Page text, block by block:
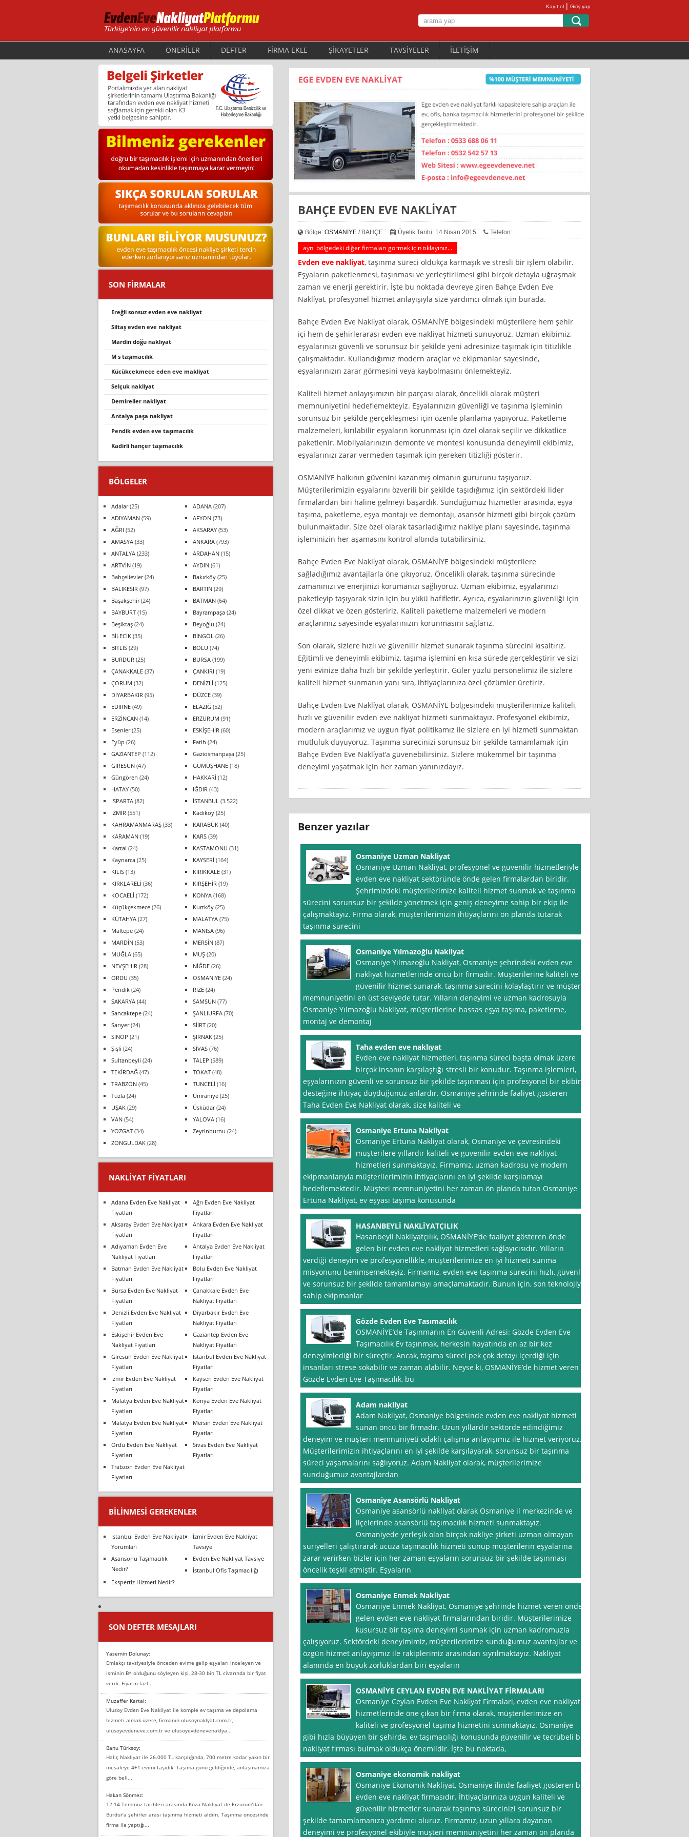
Kayıt ol | Giriş yap
ANASAYFA ÖNERİLER DEFTER FİRMA EKLE ŞİKAYETLER TAVSİYELER İLETİŞİM
BAHÇE EVDEN EVE NAKLİYAT
Bölge: OSMANİYE/ BAHÇE Üyelik Tarihi: 14 Nisan 2015 Telefon:
aynı bölgedeki diğer firmaları görmek için tıklayınız...
Evden eve nakliyat, taşınma süreci oldukça karmaşık ve stresli bir işlem olabilir.
Eşyaların paketlenmesi, taşınması ve yerleştirilmesi gibi birçok detayla uğraşmak
zaman ve enerji gerektirir. İşte bu noktada devreye giren Bahçe Evden Eve
Nakli̇yat, profesyonel hizmet anlayışıyla size yardımcı olmak için burada.
Bahçe Evden Eve Nakli̇yat olarak, OSMANİYE bölgesindeki müşterilere hem şehir
içi hem de şehirlerarası evden eve nakliyat hizmeti sunuyoruz. Uzman ekibimiz,
eşyalarınızı güvenli ve sorunsuz bir şekilde yeni adresinize taşımak için titizlikle
çalışmaktadır. Kullandığımız modern araçlar ve ekipmanlar sayesinde,
eşyalarınızın zarar görmesini veya kaybolmasını önlemekteyiz.
Kaliteli hizmet anlayışımızın bir parçası olarak, öncelikli olarak müşteri
memnuniyetini hedeflemekteyiz. Eşyalarınızın güvenliği ve taşınma işleminin
sorunsuz bir şekilde gerçekleşmesi için özenle planlama yapıyoruz. Paketleme
malzemeleri, kırılabilir eşyaların korunması için özel olarak seçilir ve dikkatlice
paketlenir. Mobilyalarınızın demonte ve montesi konusunda deneyimli ekibimiz,
eşyalarınızı zarar vermeden taşımak için gereken titizliği gösterir.
OSMANİYE halkının güvenini kazanmış olmanın gururunu taşıyoruz.
Müşterilerimizin eşyalarını özverili bir şekilde taşıdığımız için sektördeki lider
firmalardan biri haline gelmeyi başardık. Sunduğumuz hizmetler arasında, eşya
taşıma, paketleme, eşya montajı ve demontajı, asansör hizmeti gibi birçok çözüm
bulunmaktadır. Size özel olarak tasarladığımız nakliye planı sayesinde, taşınma
işleminizin her aşamasını kontrol altında tutabilirsiniz.
Bahçe Evden Eve Nakli̇yat olarak, OSMANİYE bölgesindeki müşterilere
sağladığımız avantajlarla öne çıkıyoruz. Öncelikli olarak, taşınma sürecinde
zamanınızı ve enerjinizi korumanızı sağlıyoruz. Uzman ekibimiz, eşyalarınızı
paketleyip taşıyarak sizin için bu yükü hafifletir. Ayrıca, eşyalarınızın güvenliği için
özel dikkat ve özen gösteririz. Kaliteli paketleme malzemeleri ve modern
araçlarımız sayesinde eşyalarınızın korunmasını sağlarız.
Son olarak, sizlere hızlı ve güvenilir hizmet sunarak taşınma sürecini kısaltırız.
Eğitimli ve deneyimli ekibimiz, taşıma işlemini en kısa sürede gerçekleştirir ve sizi
yeni evinize daha hızlı bir şekilde yerleştirir. Güler yüzlü personelimiz ile sizlere
kaliteli hizmet sunmanın yanı sıra, ihtiyaçlarınıza özel çözümler üretiriz.
Bahçe Evden Eve Nakli̇yat olarak, OSMANİYE bölgesindeki müşterilerimize kaliteli,
hızlı ve güvenilir evden eve nakliyat hizmeti sunmaktayız. Profesyonel ekibimiz,
modern araçlarımız ve uygun fiyat politikamız ile sizlere en iyi hizmeti sunmaktan
mutluluk duyuyoruz. Taşınma sürecinizi sorunsuz bir şekilde tamamlamak için
Bahçe Evden Eve Nakli̇yat’a güvenebilirsiniz. Sizlere mükemmel bir taşınma
deneyimi yaşatmak için her zaman yanınızdayız.
Benzer yazılar
Osmaniye Uzman Nakliyat
Osmaniye Uzman Nakliyat, profesyonel ve güvenilir hizmetleriyle
evden eve nakliyat sektöründe önde gelen firmalardan biridir.
Şehrimizdeki müşterilerimize kaliteli hizmet sunmak ve taşınma
sürecini sorunsuz bir şekilde yönetmek için geniş deneyime sahip bir ekip ile
çalışmaktayız. Firma olarak, müşterilerimizin ihtiyaçlarını ön planda tutarak
taşınma sürecini
Osmaniye Yılmazoğlu Nakliyat
Osmaniye Yılmazoğlu Nakliyat, Osmaniye şehrindeki evden eve
nakliyat hizmetlerinde öncü bir firmadır. Müşterilerine kaliteli ve
güvenilir hizmet sunarak, taşınma sürecini kolaylaştırır ve müşteri
memnuniyetini en üst seviyede tutar. Yılların deneyimi ve uzman kadrosuyla
Osmaniye Yılmazoğlu Nakliyat, müşterilerine hassas eşya taşıma, paketleme,
montaj ve demontaj
Taha evden eve naklıyat
Evden eve nakliyat hizmetleri, taşınma süreci başta olmak üzere
birçok insanın karşılaştığı stresli bir konudur. Taşınma işlemleri,
eşyalarınızın güvenli ve sorunsuz bir şekilde taşınması için profesyonel bir ekibin
desteğine ihtiyaç duyduğunuz anlardır. Osmaniye şehrinde faaliyet gösteren
Taha Evden Eve Nakliyat olarak, size kaliteli ve
Osmaniye Ertuna Nakliyat
Osmaniye Ertuna Nakliyat olarak, Osmaniye ve çevresindeki
müşterilere yıllardır kaliteli ve güvenilir evden eve nakliyat
hizmetleri sunmaktayız. Firmamız, uzman kadrosu ve modern
ekipmanlarıyla müşterilerimizin ihtiyaçlarını en iyi şekilde karşılamayı
hedeflemektedir. Müşteri memnuniyetini her zaman ön planda tutan Osmaniye
Ertuna Nakliyat, ev eşyası taşıma konusunda
HASANBEYLİ NAKLİYATÇILIK
Hasanbeyli Nakliyatçılık, OSMANİYE’de faaliyet gösteren önde
gelen bir evden eve nakliyat hizmetleri sağlayıcısıdır. Yılların
verdiği deneyim ve profesyonellikle, müşterilerimize en iyi hizmeti sunma
misyonunu benimsemekteyiz. Firmamız, evden eve taşınma sürecini hızlı, güvenli
ve sorunsuz bir şekilde tamamlamayı amaçlamaktadır. Bunun için, son teknolojiye
sahip ekipmanlar
Gözde Evden Eve Tasımacılık
OSMANİYE’de Taşınmanın En Güvenli Adresi: Gözde Evden Eve
Taşımacılık Ev taşınmak, herkesin hayatında en az bir kez
deneyimlediği bir süreçtir. Ancak, taşıma süreci pek çok detayı içerdiği için
insanları strese sokabilir ve zaman alabilir. Neyse ki, OSMANİYE’de hizmet veren
Gözde Evden Eve Taşımacılık, bu
Adam nakliyat
Adam Nakliyat, Osmaniye bölgesinde evden eve nakliyat hizmeti
sunan öncü bir firmadır. Uzun yıllardır sektörde edindiğimiz
deneyim ve müşteri memnuniyeti odaklı çalışma anlayışımız ile hizmet veriyoruz.
Müşterilerimizin ihtiyaçlarını en iyi şekilde karşılayarak, sorunsuz bir taşınma
süreci yaşamalarını sağlıyoruz. Adam Nakliyat olarak, müşterilerimize
sunduğumuz avantajlardan
Osmaniye Asansörlü Nakliyat
Osmaniye asansörlü nakliyat olarak Osmaniye il merkezinde ve
ilçelerinde asansörlü taşımacılık hizmeti sunmaktayız.
Osmaniyede yerleşik olan birçok nakliye şirketi uzman olmayan
suriyelleri çalıştırarak ucuza taşımacılık hizmeti sunup müşterilerin eşyalarına
zarar verirken bizler için her zaman eşyaların sorunsuz bir şekilde taşınması
öncelik teşkil etmiştir. Eşyaların
Osmaniye Enmek Nakliyat
Osmaniye Enmek Nakliyat, Osmaniye şehrinde hizmet veren önde
gelen evden eve nakliyat firmalarından biridir. Müşterilerimize
kusursuz bir taşıma deneyimi sunmak için uzman kadromuzla
çalışıyoruz. Sektördeki deneyimimiz, müşterilerimize sunduğumuz avantajlar ve
özgün hizmet anlayışımız ile rakiplerimiz arasından sıyrılmaktayız. Nakliyat
alanında en büyük zorluklardan biri eşyaların
OSMANİYE CEYLAN EVDEN EVE NAKLİYAT FİRMALARI
Osmani̇ye Ceylan Evden Eve Nakli̇yat Fi̇rmalari, evden eve nakliyat
hizmetlerinde öne çıkan bir firma olarak, müşterilerimize en
kaliteli ve profesyonel taşıma hizmetini sunmaktayız. Osmani̇ye
gibi hızla büyüyen bir şehirde, ev taşımacılığı konusunda güvenilir ve tecrübeli bir
nakliyat firması bulmak oldukça önemlidir. İşte bu noktada,
Osmaniye ekonomik nakliyat
Osmaniye Ekonomik Nakliyat, Osmaniye ilinde faaliyet gösteren bir
evden eve nakliyat firmasıdır. İhtiyaçlarınıza uygun kaliteli ve
güvenilir hizmetler sunarak taşınma sürecinizi sorunsuz bir
şekilde tamamlamanıza yardımcı oluruz. Firmamız, uzun yıllara dayanan
deneyimi ve profesyonel ekibiyle müşteri memnuniyetini her zaman ön planda
SON FİRMALAR
ereğli sonsuz evden eve nakliyat
siltaş evden eve nakliyat
mardi̇n doğu nakliyat
m s taşimacilik
kücükcekmece eden eve makli̇yat
selçuk nakliyat
demireller nakliyat
antalya paşa nakliyat
pendik evden eve taşımacılık
kadirli hançer taşımacılık
BÖLGELER
Adalar(25) ADANA (207)
ADIYAMAN (59) AFYON (73)
AĞRI (52) AKSARAY (53)
AMASYA (33) ANKARA (793)
ANTALYA (233) ARDAHAN (15)
ARTVİN (19) AYDIN (61)
Bahçelievler(24) Bakırköy (25)
BALIKESİR (97) BARTIN (29)
Başakşehir(24) BATMAN (64)
BAYBURT (15) Bayrampaşa (24)
Beşiktaş (24) Beyoğlu (24)
BİLECİK (35) BİNGÖL (26)
BİTLİS (29) BOLU (74)
BURDUR (25) BURSA (199)
ÇANAKKALE (37) ÇANKIRI (19)
ÇORUM (32) DENİZLİ (125)
DİYARBAKIR (95) DÜZCE (39)
EDİRNE (49) ELAZIĞ (52)
ERZİNCAN (14) ERZURUM (91)
Esenler(25) ESKİŞEHİR (60)
Eyüp (26) Fatih (24)
GAZİANTEP (112) Gaziosmanpaşa (25)
GİRESUN (47) GÜMÜŞHANE (18)
Güngören (24) HAKKARİ (12)
HATAY (50) IĞDIR (43)
ISPARTA (82) İSTANBUL (3.522)
İZMİR (551) Kadıköy (25)
KAHRAMANMARAŞ (33) KARABÜK (40)
KARAMAN (19) KARS (39)
Kartal (24) KASTAMONU (31)
Kaynarca (25) KAYSERİ (164)
KİLİS (13) KIRIKKALE (31)
KIRKLARELİ (36) KIRŞEHİR (19)
KOCAELİ (172) KONYA (168)
Küçükçekmece (26) Kurtköy (25)
KÜTAHYA (27) MALATYA (75)
Maltepe (24) MANİSA (96)
MARDİN (53) MERSİN (87)
MUĞLA (65) MUŞ (20)
NEVŞEHİR (28) NİĞDE (26)
ORDU (35) OSMANİYE (24)
Pendik (24) RİZE (24)
SAKARYA (44) SAMSUN (77)
Sancaktepe (24) ŞANLIURFA (70)
Sarıyer(24) SİİRT (20)
SİNOP (21) ŞIRNAK (25)
Şişli (24) SİVAS (76)
Sultanbeyli (24) TALEP (589)
TEKİRDAĞ (47) TOKAT (48)
TRABZON (45) TUNCELİ (16)
Tuzla (24) Ümraniye (25)
UŞAK (29) Üsküdar(24)
VAN (54) YALOVA (16)
YOZGAT (34) Zeytinburnu (24)
ZONGULDAK (28)
NAKLIYAT FIYATLARI
Adana Evden Eve Nakliyat
Fiyatları
Ağrı Evden Eve Nakliyat
Fiyatları
Aksaray Evden Eve Nakliyat
Fiyatları
Ankara Evden Eve Nakliyat
Fiyatları
Adıyaman Evden Eve
Nakliyat Fiyatları
Antalya Evden Eve Nakliyat
Fiyatları
Batman Evden Eve Nakliyat
Fiyatları
Bolu Evden Eve Nakliyat
Fiyatları
Bursa Evden Eve Nakliyat
Fiyatları
Çanakkale Evden Eve
Nakliyat Fiyatları
Denizli Evden Eve Nakliyat
Fiyatları
Diyarbakır Evden Eve
Nakliyat Fiyatları
Eskişehir Evden Eve
Nakliyat Fiyatları
Gaziantep Evden Eve
Nakliyat Fiyatları
Giresun Evden Eve Nakliyat
Fiyatları
İstanbul Evden Eve Nakliyat
Fiyatları
İzmir Evden Eve Nakliyat
Fiyatları
Kayseri Evden Eve Nakliyat
Fiyatları
Malatya Evden Eve Nakliyat
Fiyatları
Konya Evden Eve Nakliyat
Fiyatları
Malatya Evden Eve Nakliyat
Fiyatları
Mersin Evden Eve Nakliyat
Fiyatları
Ordu Evden Eve Nakliyat
Fiyatları
Sivas Evden Eve Nakliyat
Fiyatları
Trabzon Evden Eve Nakliyat
Fiyatları
BILINMESI GEREKENLER
İstanbul Evden Eve Nakliyat
Yorumları
İzmir Evden Eve Nakliyat
Tavsiye
Asansörlü Taşımacılık
Nedir?
Evden Eve Nakliyat Tavsiye
İstanbul Ofis Taşımacılığı
Ekspertiz Hizmeti Nedir?
SON DEFTER MESAJLARI
Yasemin Dolunay:
Emlakçı tavsiyesiyle önceden evime gelip eşyaları inceleyen ve
isminin B* olduğunu söyleyen kişi, 28-30 bin TL civarında bir fiyat
verdi. Fiyatın fazl...
Muzaffer Kartal:
Ulusoy Evden Eve Nakliyat ile komple ev taşıma ve depolama
hizmeti almak üzere, firmanın ulusoynaklyat.com.tr,
ulusoyevdeneve.com.tr ve ulusoyevdenevenaklya...
Banu Türksoy:
Haliç Nakliyat ile 26.000 TL karşılığında, 700 metre kadar yakın bir
mesafeye 4+1 evimi taşıdık. Taşıma günü geldiğinde, anlaşmamıza
göre beli...
Hakan Sönmez:
12-14 Temmuz tarihleri arasında Koza Nakliyat ile Erzurum’dan
Burdur’a şehirler arası taşınma hizmeti aldım. Taşınma öncesinde
firma ile yaptığı...